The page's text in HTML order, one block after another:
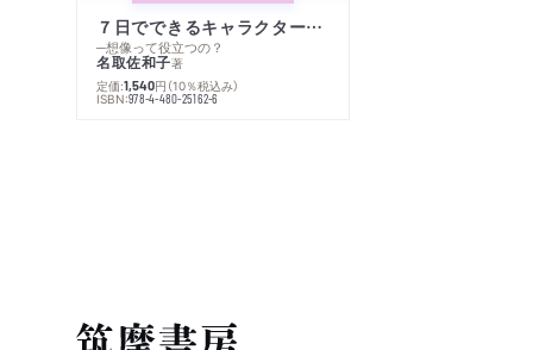
７日でできるキャラクター創作入門
─想像って役立つの？
名取佐和子著
定価:1,540円 （10％税込み）
ISBN:978-4-480-25162-6